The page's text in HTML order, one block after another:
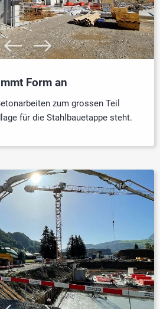
Form an
zum grossen Teil
für die Stahlbauetappe steht.